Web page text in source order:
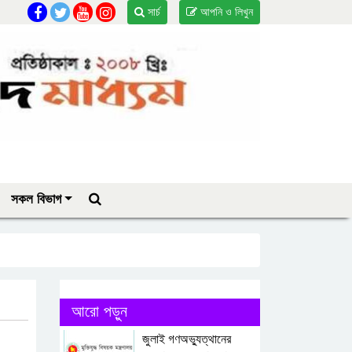
আপনি ও লিখুন
সার্চ
সকল বিভাগ
আরো পড়ুন
জুলাই গণঅভ্যুত্থানের